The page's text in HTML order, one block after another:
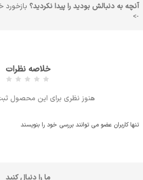
آنچه به دنبالش بودید را پیدا نکردید؟ بازخورد
->
خلاصه نظرات
هنوز نظری برای این محصول
تنها کاربران عضو می توانند بررسی خود را بنویسند
ما را دنبال کنید